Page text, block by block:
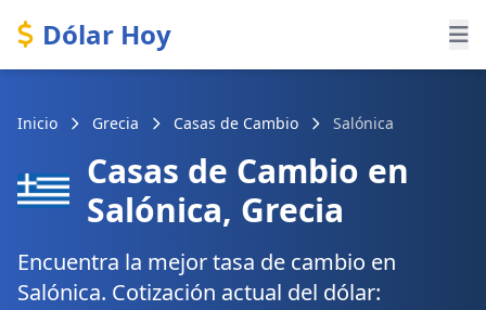
Dólar Hoy
Inicio Grecia Casas de Cambio Salónica
Casas de Cambio en
Salónica, Grecia
Encuentra la mejor tasa de cambio en
Salónica. Cotización actual del dólar: